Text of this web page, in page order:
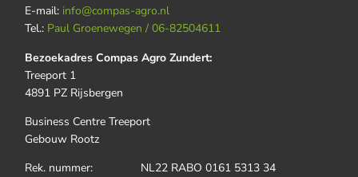
E-mail: info@compas-agro.nl
Tel.: Paul Groenewegen / 06-82504611
Bezoekadres Compas Agro Zundert:
Treeport 1
4891 PZ Rijsbergen
Business Centre Treeport
Gebouw Rootz
Rek. nummer: NL22 RABO 0161 5313 34